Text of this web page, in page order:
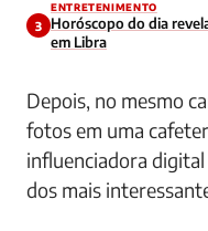
3
ENTRETENIMENTO
Horóscopo do dia
em Libra
Depois, no mesmo
fotos em uma
influenciadora
dos mais